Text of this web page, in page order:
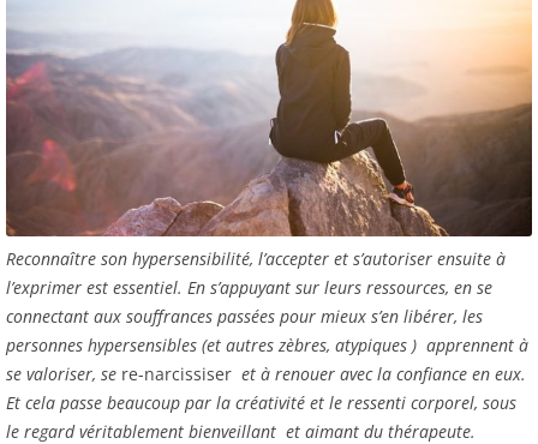
Reconnaître son hypersensibilité, l’accepter et s’autoriser ensuite à
l’exprimer est essentiel. En s’appuyant sur leurs ressources, en se
connectant aux souffrances passées pour mieux s’en libérer, les
personnes hypersensibles (et autres zèbres, atypiques ) apprennent à
se valoriser, se re-narcissiser et à renouer avec la confiance en eux.
Et cela passe beaucoup par la créativité et le ressenti corporel, sous
le regard véritablement bienveillant et aimant du thérapeute.